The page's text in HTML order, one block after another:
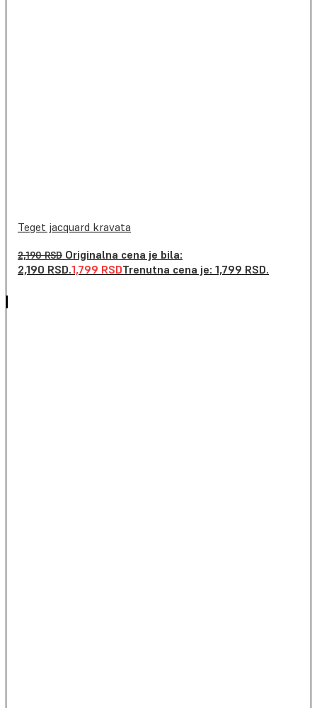
Teget jacquard kravata
2,190RSD Originalna cena je bila:
2,190 RSD.1,799 RSDTrenutna cena je: 1,799 RSD.